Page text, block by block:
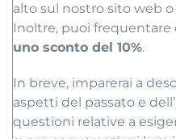
alto sul nostro sito web
Inoltre, puoi frequentare
uno sconto del 10%.
In breve, imparerai a
aspetti del passato e
questioni relative a